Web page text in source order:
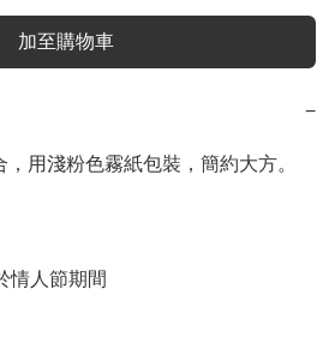
加至購物車
−
用淺粉色霧紙包裝，簡約大方。
情人節期間